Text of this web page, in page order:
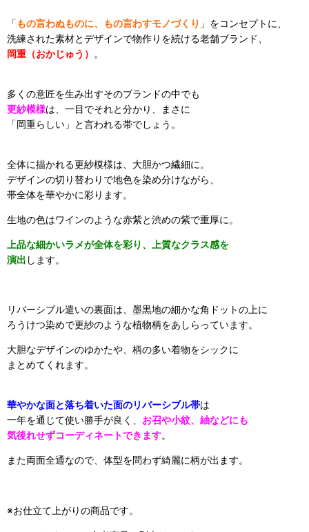
「もの言わぬものに、もの言わすモノづくり 」をコンセプトに、
洗練された素材とデザインで物作りを続ける老舗ブランド、
岡重（おかじゅう） 。
多くの意匠を生み出すそのブランドの中でも
更紗模様は、一目でそれと分かり、まさに
「岡重らしい」と言われる帯でしょう。
全体に描かれる更紗模様は、大胆かつ繊細に。
デザインの切り替わりで地色を染め分けながら、
帯全体を華やかに彩ります。
生地の色はワインのような赤紫と渋めの紫で重厚に。
上品な細かいラメが全体を彩り、上質なクラス感を
演出 します。
リバーシブル遣いの裏面は、墨黒地の細かな角ドットの上に
ろうけつ染めで更紗のような植物柄をあしらっています。
大胆なデザインのゆかたや、柄の多い着物をシックに
まとめてくれます。
華やかな面と落ち着いた面のリバーシブル帯は
一年を通じて使い勝手が良く、 お召や小紋、紬などにも
気後れせずコーディネートできます。
また両面全通なので、体型を問わず綺麗に柄が出ます。
※お仕立て上がりの商品です。